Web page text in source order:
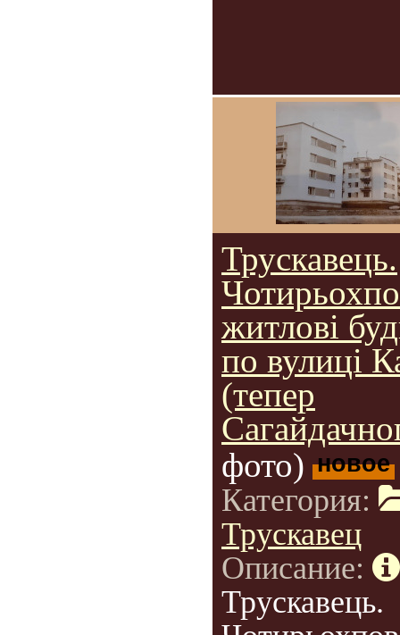
Трускавець.
житлові
по вулиці
(тепер
фото) новое
Категория:
Трускавец
Описание:
Трускавець.